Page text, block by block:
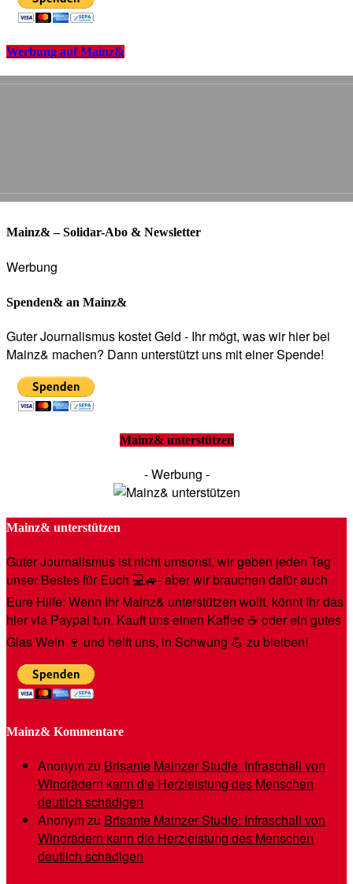
Werbung auf Mainz&
Mainz& – Solidar-Abo & Newsletter
Werbung
Spenden& an Mainz&
Guter Journalismus kostet Geld - Ihr mögt, was wir hier bei
Mainz& machen? Dann unterstützt uns mit einer Spende!
Mainz& unterstützen
- Werbung -
Mainz& unterstützen
Guter Journalismus ist nicht umsonst, wir geben jeden Tag
unser Bestes für Euch 💻🚙- aber wir brauchen dafür auch
Eure Hilfe: Wenn Ihr Mainz& unterstützen wollt, könnt Ihr das
hier via Paypal tun. Kauft uns einen Kaffee ☕️ oder ein gutes
Glas Wein 🍷 und helft uns, in Schwung 💪 zu bleiben!
Mainz& Kommentare
Anonymzu Brisante Mainzer Studie: Infraschall von
Windrädern kann die Herzleistung des Menschen
deutlich schädigen
Anonymzu Brisante Mainzer Studie: Infraschall von
Windrädern kann die Herzleistung des Menschen
deutlich schädigen